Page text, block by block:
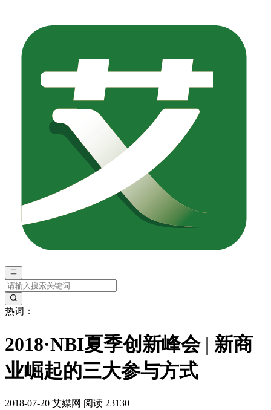
热词：
2018·NBI夏季创新峰会 | 新商
业崛起的三大参与方式
2018-07-20 艾媒网 阅读 23130